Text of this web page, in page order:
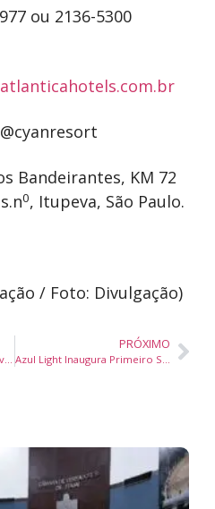
ou 2136-5300
Bandeirantes, KM 72
0, Itupeva, São Paulo.
/ Foto: Divulgação)
Vernissage da Exposição “Universo das Cores”
PRÓXIMO
Azul Light Inaugura Primeiro Showroom de Telas de LED de Alta Performance no Sul do País